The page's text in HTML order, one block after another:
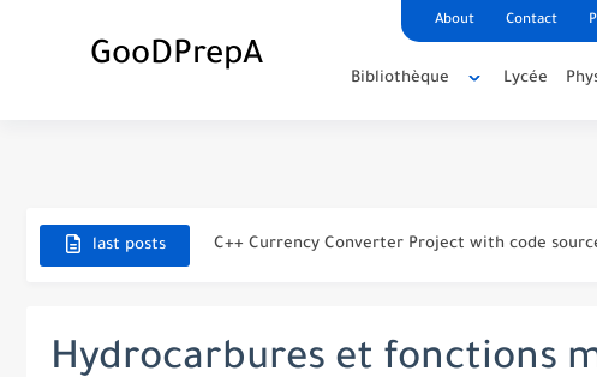
About Contact
GooDPrepA
Bibliothèque Lycée
last posts C++ Currency Converter Project with code
Top 30 C++ Projects Ideas For Beginners to
Hydrocarbures et fonctions